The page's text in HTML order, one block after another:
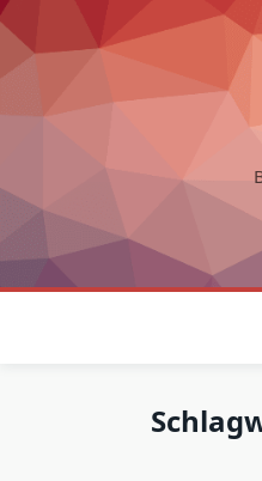
Skip
to
content